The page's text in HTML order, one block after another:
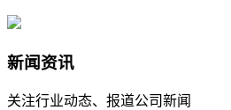
新闻资讯
关注行业动态、报道公司新闻